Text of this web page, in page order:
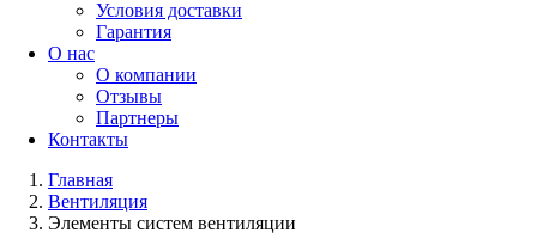
Условия доставки
Гарантия
О нас
О компании
Отзывы
Партнеры
Контакты
Главная
Вентиляция
Элементы систем вентиляции